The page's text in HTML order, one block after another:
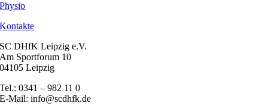
Physio
Kontakte
SC DHfK Leipzig e.V.
Am Sportforum 10
04105 Leipzig
Tel.: 0341 – 982 11 0
E-Mail: info@scdhfk.de